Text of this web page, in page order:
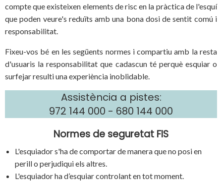
compte que existeixen elements de risc en la pràctica de l'esquí
que poden veure's reduïts amb una bona dosi de sentit comú i
responsabilitat.
Fixeu-vos bé en les següents normes i compartiu amb la resta
d'usuaris la responsabilitat que cadascun té perquè esquiar o
surfejar resulti una experiència inoblidable.
Assistència a pistes:
972 144 000 - 680 144 000
Normes de seguretat FIS
L'esquiador s'ha de comportar de manera que no posi en
perill o perjudiqui els altres.
L'esquiador ha d’esquiar controlant en tot moment.